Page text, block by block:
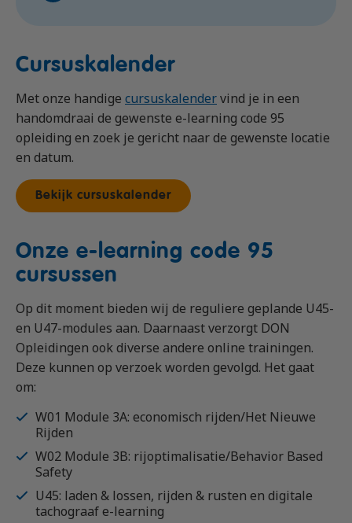
Cursuskalender
Met onze handige cursuskalendervind je in een
handomdraai de gewenste e-learning code 95
opleiding en zoek je gericht naar de gewenste locatie
en datum.
Bekijk cursuskalender
Onze e-learning code 95
cursussen
Op dit moment bieden wij de reguliere geplande U45-
en U47-modules aan. Daarnaast verzorgt DON
Opleidingen ook diverse andere online trainingen.
Deze kunnen op verzoek worden gevolgd. Het gaat
om:
W01 Module 3A: economisch rijden/Het Nieuwe
Rijden
W02 Module 3B: rijoptimalisatie/Behavior Based
Safety
U45: laden & lossen, rijden & rusten en digitale
tachograaf e-learning